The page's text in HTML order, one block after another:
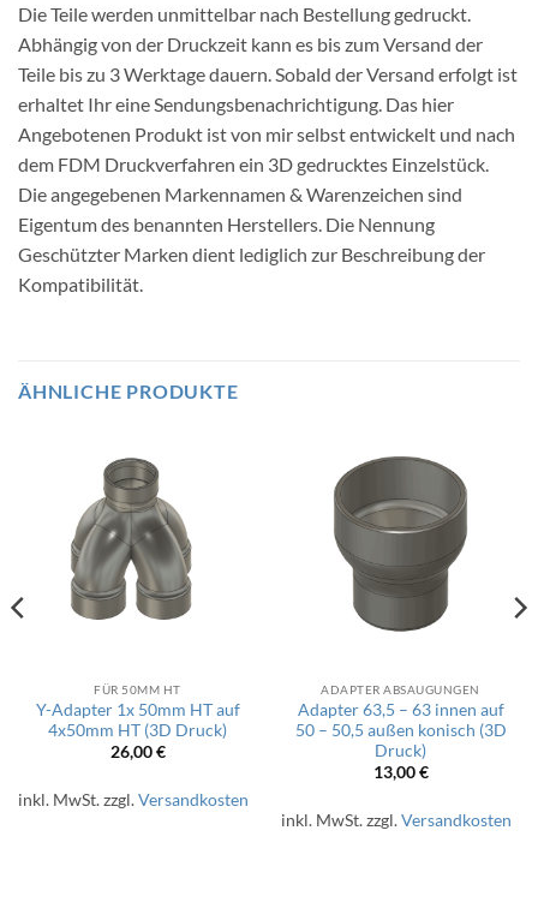
Die Teile werden unmittelbar nach Bestellung gedruckt.
Abhängig von der Druckzeit kann es bis zum Versand der
Teile bis zu 3 Werktage dauern. Sobald der Versand erfolgt ist
erhaltet Ihr eine Sendungsbenachrichtigung. Das hier
Angebotenen Produkt ist von mir selbst entwickelt und nach
dem FDM Druckverfahren ein 3D gedrucktes Einzelstück.
Die angegebenen Markennamen & Warenzeichen sind
Eigentum des benannten Herstellers. Die Nennung
Geschützter Marken dient lediglich zur Beschreibung der
Kompatibilität.
ÄHNLICHE PRODUKTE
FÜR 50MM HT
Y-Adapter 1x 50mm HT auf
4x50mm HT (3D Druck)
26,00€
inkl. MwSt.zzgl.Versandkosten
ADAPTER ABSAUGUNGEN
Adapter 63,5 – 63 innen auf
50 – 50,5 außen konisch (3D
Druck)
13,00€
inkl. MwSt.zzgl.Versandkosten